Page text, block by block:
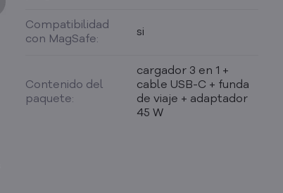
Compatibilidad
con MagSafe:
si
Contenido del
paquete:
cargador 3 en 1 +
cable USB-C + funda
de viaje + adaptador
45 W